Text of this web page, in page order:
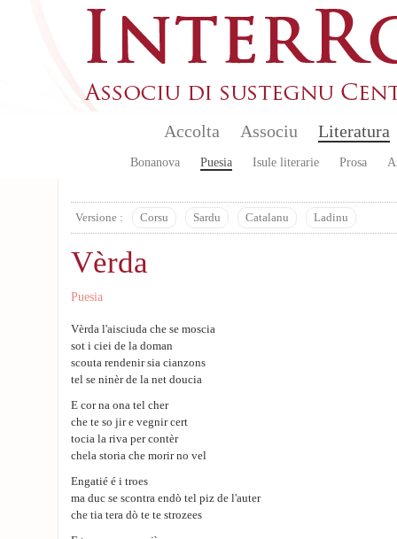
Accolta Associu Literatura
Bonanova Puesia Isule literarie Prosa
Versione : Corsu Sardu Catalanu Ladinu
Vèrda
Puesia
Vèrda l'aisciuda che se moscia
sot i ciei de la doman
scouta rendenir sia cianzons
tel se ninèr de la net doucia
E cor na ona tel cher
che te so jir e vegnir cert
tocia la riva per contèr
chela storia che morir no vel
Engatié é i troes
ma duc se scontra endò tel piz de l'auter
che tia tera dò te te strozees